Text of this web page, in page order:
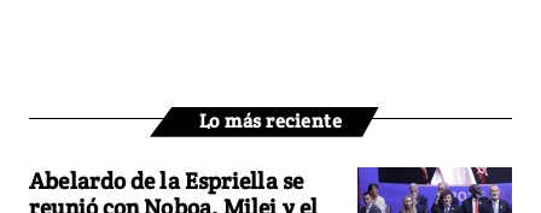
Lo más reciente
Abelardo de la Espriella se
reunió con Noboa, Milei y el